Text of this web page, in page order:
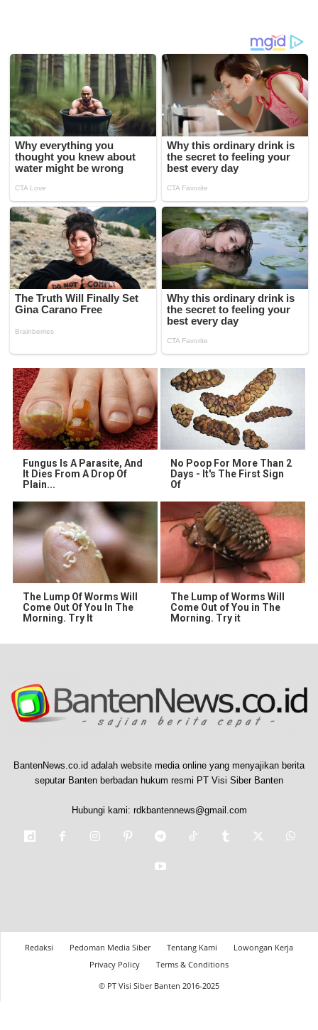
Fungus Is A Parasite, And
It Dies From A Drop Of
Plain...
No Poop For More Than 2
Days - It's The First Sign
Of
The Lump Of Worms Will
Come Out Of You In The
Morning. Try It
The Lump of Worms Will
Come Out of You in The
Morning. Try it
BantenNews.co.id adalah website media online yang menyajikan berita
seputar Banten berbadan hukum resmi PT Visi Siber Banten
Hubungi kami: rdkbantennews@gmail.com
Redaksi Pedoman Media Siber Tentang Kami
Lowongan Kerja
Privacy Policy
Terms & Conditions
© PT Visi Siber Banten 2016-2025